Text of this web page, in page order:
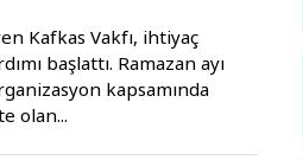
Kafkas Vakfı, ihtiyaç
başlattı. Ramazan ayı
kapsamında
olan...